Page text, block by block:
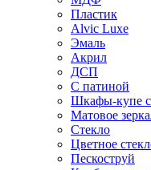
Пластик
Alvic Luxe
Эмаль
Акрил
ДСП
С патиной
Шкафы-купе с
Матовое
Стекло
Цветное
Пескоструй